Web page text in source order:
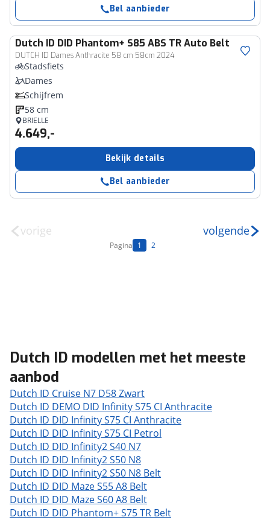
Bel aanbieder
Dutch ID DID Phantom+ S85 ABS TR Auto Belt
DUTCH ID Dames Anthracite 58 cm 58cm 2024
Stadsfiets
Dames
Schijfrem
58 cm
BRIELLE
4.649,-
Bekijk details
Bel aanbieder
vorige
Pagina 1 2
volgende
Dutch ID modellen met het meeste
aanbod
Dutch ID Cruise N7 D58 Zwart
Dutch ID DEMO DID Infinity S75 CI Anthracite
Dutch ID DID Infinity S75 CI Anthracite
Dutch ID DID Infinity S75 CI Petrol
Dutch ID DID Infinity2 S40 N7
Dutch ID DID Infinity2 S50 N8
Dutch ID DID Infinity2 S50 N8 Belt
Dutch ID DID Maze S55 A8 Belt
Dutch ID DID Maze S60 A8 Belt
Dutch ID DID Phantom+ S75 TR Belt